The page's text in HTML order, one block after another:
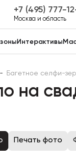
7 (495) 777-
Москва и область
Интерактивы
- Багетное селфи-
на
Печать фото